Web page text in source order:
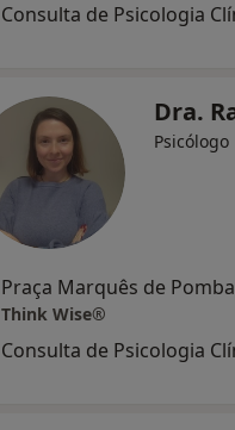
Consulta de Psicologia
Dra.
Psicólogo
Think Wise®
Consulta de Psicologia